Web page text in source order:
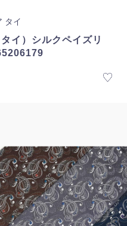
タイ
イ）シルクペイズリ